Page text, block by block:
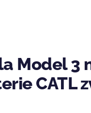
Model 3
CATL